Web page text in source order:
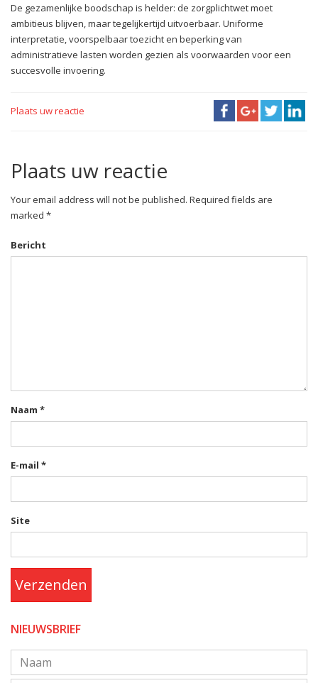
De gezamenlijke boodschap is helder: de zorgplichtwet moet
ambitieus blijven, maar tegelijkertijd uitvoerbaar. Uniforme
interpretatie, voorspelbaar toezicht en beperking van
administratieve lasten worden gezien als voorwaarden voor een
succesvolle invoering.
Plaats uw reactie
Plaats uw reactie
Your email address will not be published. Required fields are
marked *
Bericht
Naam *
E-mail *
Site
Verzenden
NIEUWSBRIEF